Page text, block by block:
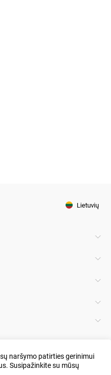
Lietuvių
naršymo patirties gerinimui
Susipažinkite su mūsų